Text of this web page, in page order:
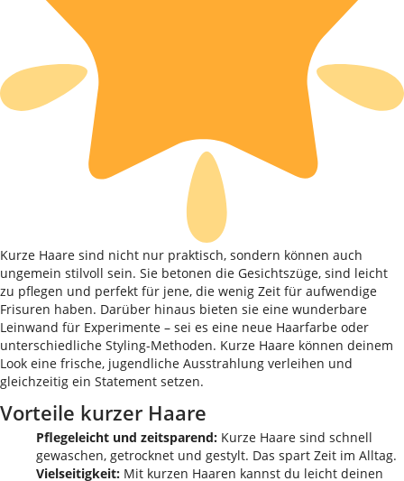
Kurze Haare sind nicht nur praktisch, sondern können auch
ungemein stilvoll sein. Sie betonen die Gesichtszüge, sind leicht
zu pflegen und perfekt für jene, die wenig Zeit für aufwendige
Frisuren haben. Darüber hinaus bieten sie eine wunderbare
Leinwand für Experimente – sei es eine neue Haarfarbe oder
unterschiedliche Styling-Methoden. Kurze Haare können deinem
Look eine frische, jugendliche Ausstrahlung verleihen und
gleichzeitig ein Statement setzen.
Vorteile kurzer Haare
Pflegeleicht und zeitsparend: Kurze Haare sind schnell
gewaschen, getrocknet und gestylt. Das spart Zeit im Alltag.
Vielseitigkeit: Mit kurzen Haaren kannst du leicht deinen